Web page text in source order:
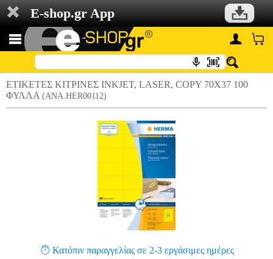
E-shop.gr App
ΕΤΙΚΕΤΕΣ ΚΙΤΡΙΝΕΣ INKJET, LASER, COPY 70X37 100
ΦΥΛΛΑ (ANA.HER00112)
Κατόπιν παραγγελίας σε 2-3 εργάσιμες ημέρες